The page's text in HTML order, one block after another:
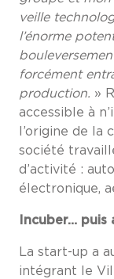
veille
l’énorme
forcément
production. »
accessible à
l’origine de la
société
d’activité :
électronique,
Incuber… puis
La start-up a
intégrant le